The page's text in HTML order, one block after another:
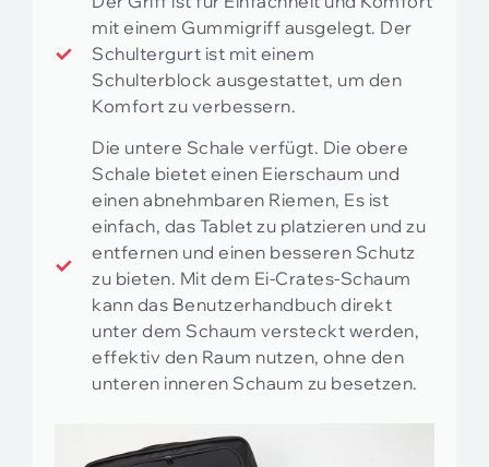
mit einem Gummigriff ausgelegt. Der
Schultergurt ist mit einem
Schulterblock ausgestattet, um den
Komfort zu verbessern.
Die untere Schale verfügt. Die obere
Schale bietet einen Eierschaum und
einen abnehmbaren Riemen, Es ist
einfach, das Tablet zu platzieren und zu
entfernen und einen besseren Schutz
zu bieten. Mit dem Ei-Crates-Schaum
kann das Benutzerhandbuch direkt
unter dem Schaum versteckt werden,
effektiv den Raum nutzen, ohne den
unteren inneren Schaum zu besetzen.